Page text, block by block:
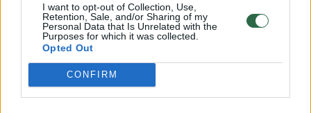
I want to opt-out of Collection, Use,
Retention, Sale, and/or Sharing of my
Personal Data that Is Unrelated with the
Purposes for which it was collected.
Opted Out
CONFIRM
Daugiau nuotraukų (3)
D.Labučio/ELTA nuotr.